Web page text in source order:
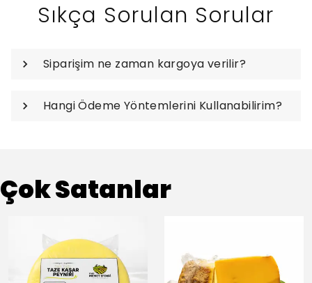
Sıkça Sorulan Sorular
Siparişim ne zaman kargoya verilir?
Hangi Ödeme Yöntemlerini Kullanabilirim?
Çok Satanlar